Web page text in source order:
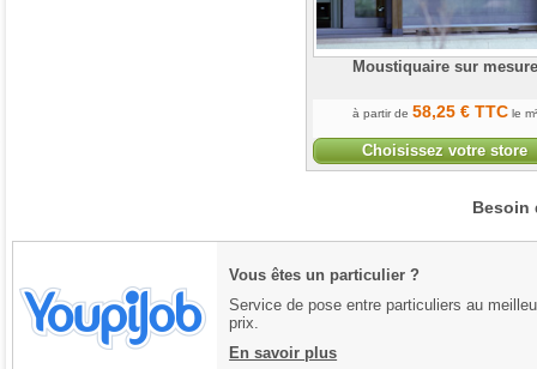
Moustiquaire sur mesure
à partir de 58,25 € TTC le m²
Choisissez votre store
Besoin
Vous êtes un particulier ?
Service de pose entre particuliers au
prix.
En savoir plus